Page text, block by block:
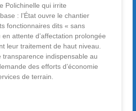
Polichinelle qui irrite
: l’État ouvre le chantier
fonctionnaires dits « sans
attente d’affectation prolongée
leur traitement de haut niveau.
transparence indispensable au
des efforts d’économie
de terrain.